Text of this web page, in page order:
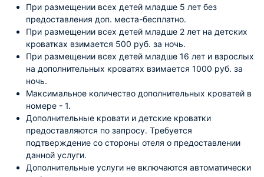
При размещении всех детей младше 5 лет без
предоставления доп. места-бесплатно.
При размещении всех детей младше 2 лет на детских
кроватках взимается 500 руб. за ночь.
При размещении всех детей младше 16 лет и взрослых
на дополнительных кроватях взимается 1000 руб. за
ночь.
Максимальное количество дополнительных кроватей в
номере - 1.
Дополнительные кровати и детские кроватки
предоставляются по запросу. Требуется
подтверждение со стороны отеля о предоставлении
данной услуги.
Дополнительные услуги не включаются автоматически